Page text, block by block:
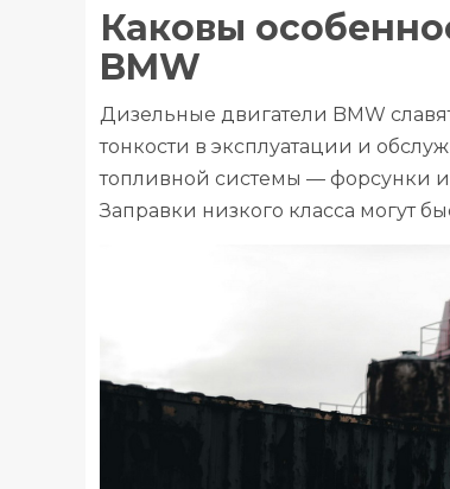
Каковы
BMW
Дизельные двигатели BMW
тонкости в эксплуатации и
топливной системы — форсунки и
Заправки низкого класса могут